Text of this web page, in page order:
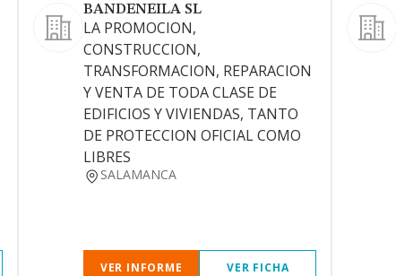
BANDENEILA SL
LA PROMOCION,
CONSTRUCCION,
TRANSFORMACION, REPARACION
Y VENTA DE TODA CLASE DE
EDIFICIOS Y VIVIENDAS, TANTO
DE PROTECCION OFICIAL COMO
LIBRES
SALAMANCA
VER INFORME VER FICHA